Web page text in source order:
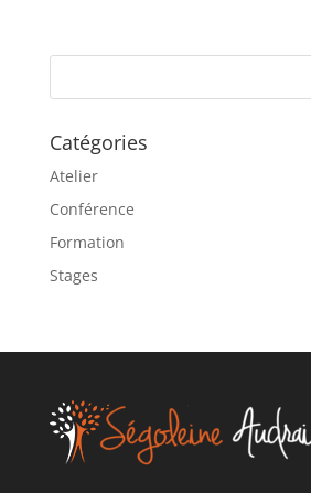
n
t
i
e
:
Catégories
Atelier
Conférence
Formation
Stages